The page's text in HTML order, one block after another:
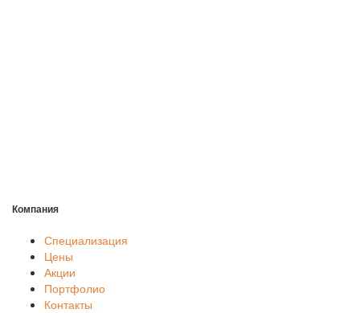
Компания
Специализация
Цены
Акции
Портфолио
Контакты